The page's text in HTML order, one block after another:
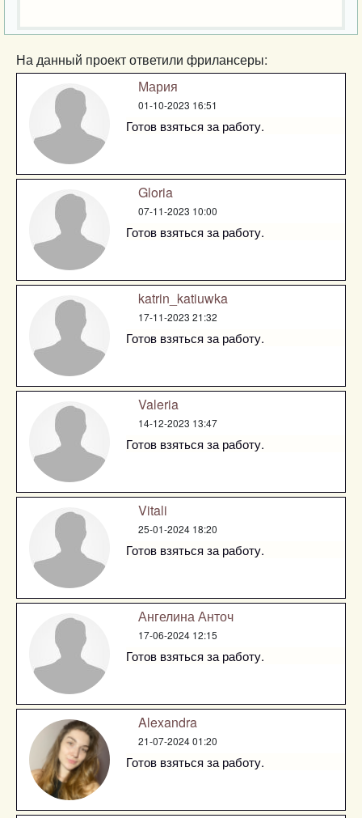
На данный проект ответили фрилансеры:
Мария
01-10-2023 16:51
Готов взяться за работу.
Gloria
07-11-2023 10:00
Готов взяться за работу.
katrin_katiuwka
17-11-2023 21:32
Готов взяться за работу.
Valeria
14-12-2023 13:47
Готов взяться за работу.
Vitali
25-01-2024 18:20
Готов взяться за работу.
Ангелина Анточ
17-06-2024 12:15
Готов взяться за работу.
Alexandra
21-07-2024 01:20
Готов взяться за работу.